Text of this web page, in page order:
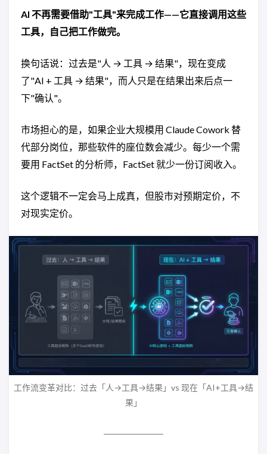
AI 不再需要借助"工具"来完成工作——它直接调用这些
工具，自己把工作做完。
换句话说：过去是"人 → 工具 → 结果"，现在变成
了"AI + 工具 → 结果"，而人只是在结果出来后点一
下"确认"。
市场担心的是，如果企业大规模用 Claude Cowork 替
代部分岗位，那些软件的座位数会减少。每少一个需
要用 FactSet 的分析师，FactSet 就少一份订阅收入。
这个逻辑不一定会马上成真，但股市对预期定价，不
对现实定价。
工作流变革对比：过去「人→工具→结果」vs 现在「AI+工具→结
果」